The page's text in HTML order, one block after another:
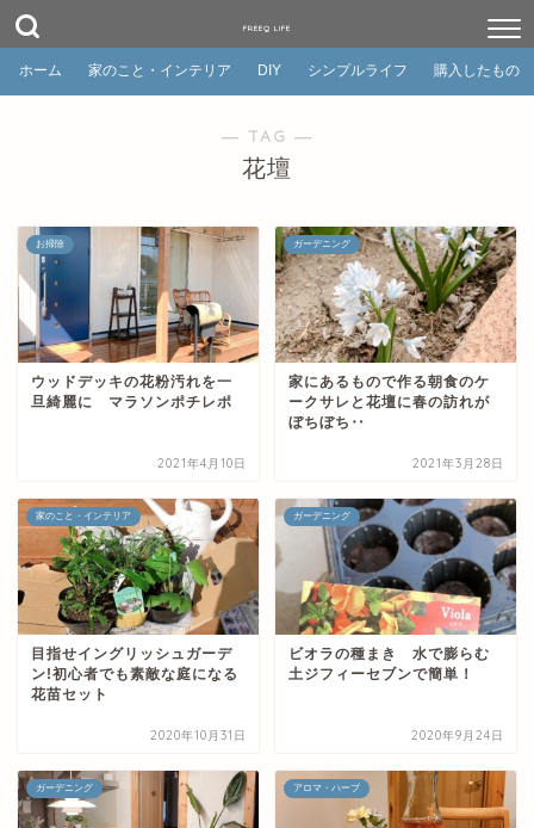
FREEQ LIFE
ホーム 家のこと・インテリア DIY シンプルライフ 購入したもの
― TAG ―
花壇
お掃除
ウッドデッキの花粉汚れを一
旦綺麗に マラソンポチレポ
2021年4月10日
ガーデニング
家にあるもので作る朝食のケ
ークサレと花壇に春の訪れが
ぼちぼち‥
2021年3月28日
家のこと・インテリア
目指せイングリッシュガーデ
ン!初心者でも素敵な庭になる
花苗セット
2020年10月31日
ガーデニング
ビオラの種まき 水で膨らむ
土ジフィーセブンで簡単！
2020年9月24日
ガーデニング アロマ・ハーブ